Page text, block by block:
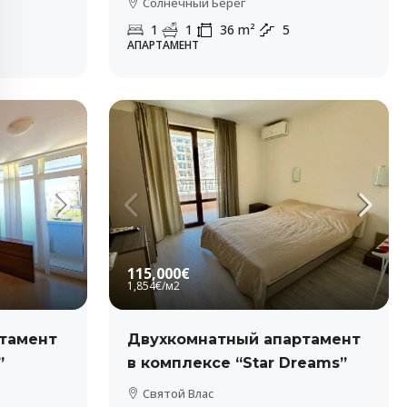
1 1 36 m² 5
АПАРТАМЕНТ
115,000€
1,854€/м2
Двухкомнатный апартамент
в комплексе “Star Dreams”
Святой Влас